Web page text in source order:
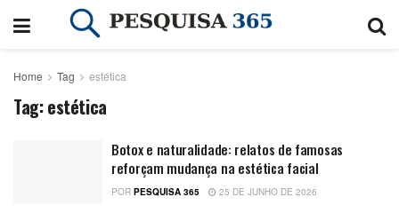
Home Tag estética
Tag:estética
Botox e naturalidade: relatos de famosas
reforçam mudança na estética facial
POR PESQUISA 365 25 DE JUNHO DE 2026